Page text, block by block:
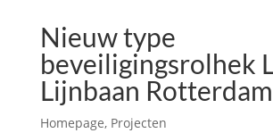
Nieuw type
beveiligingsrolhek
Lijnbaan Rotterdam
Homepage, Projecten